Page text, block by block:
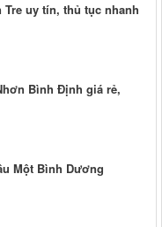
uy tín, thủ tục nhanh
Bình Định giá rẻ,
Một Bình Dương